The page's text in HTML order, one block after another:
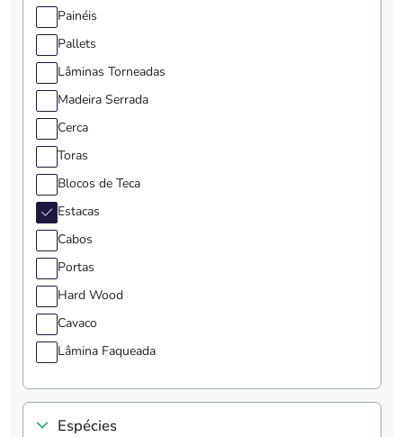
Painéis
Pallets
Lâminas Torneadas
Madeira Serrada
Cerca
Toras
Blocos de Teca
Estacas
Cabos
Portas
Hard Wood
Cavaco
Lâmina Faqueada
Espécies